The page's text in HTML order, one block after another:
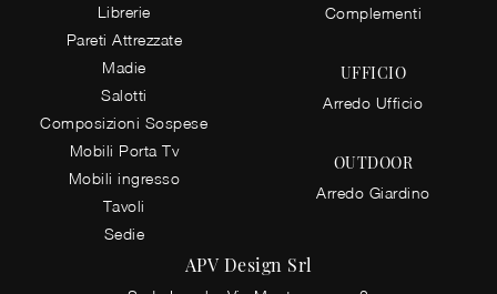
Librerie
Pareti Attrezzate
Madie
Salotti
Composizioni Sospese
Mobili Porta Tv
Mobili ingresso
Tavoli
Sedie
Complementi
UFFICIO
Arredo Ufficio
OUTDOOR
Arredo Giardino
APV Design Srl